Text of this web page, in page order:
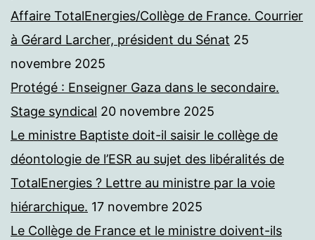
Affaire TotalEnergies/Collège de France. Courrier
à Gérard Larcher, président du Sénat 25
novembre 2025
Protégé : Enseigner Gaza dans le secondaire.
Stage syndical 20 novembre 2025
Le ministre Baptiste doit-il saisir le collège de
déontologie de l’ESR au sujet des libéralités de
TotalEnergies ? Lettre au ministre par la voie
hiérarchique. 17 novembre 2025
Le Collège de France et le ministre doivent-ils